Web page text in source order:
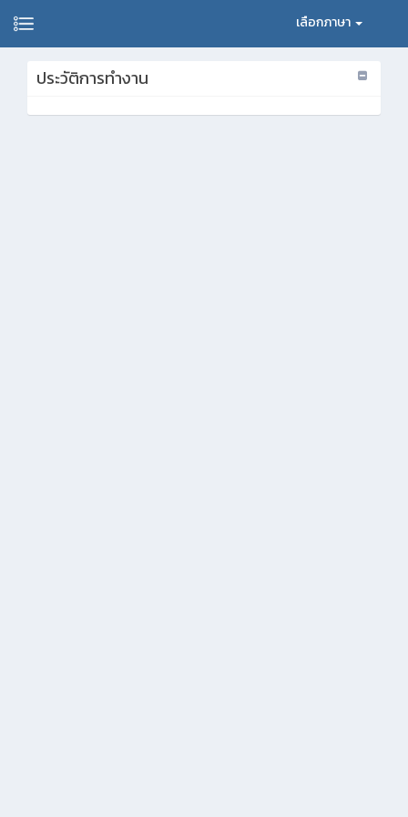
เลือกภาษา
ประวัติการทำงาน